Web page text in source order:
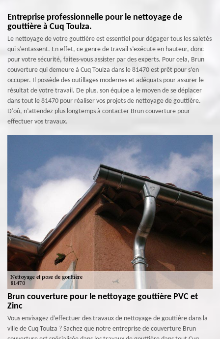
Entreprise professionnelle pour le nettoyage de
gouttière à Cuq Toulza.
Le nettoyage de votre gouttière est essentiel pour dégager tous les saletés
qui s’entassent. En effet, ce genre de travail s’exécute en hauteur, donc
pour votre sécurité, faites-vous assister par des experts. Pour cela, Brun
couverture qui demeure à Cuq Toulza dans le 81470 est prêt pour s’en
occuper. Il possède des outillages modernes et adéquats pour assurer le
résultat de votre travail. De plus, son équipe a le moyen de se déplacer
dans tout le 81470 pour réaliser vos projets de nettoyage de gouttière.
D’où, n’attendez plus longtemps à contacter Brun couverture pour
effectuer vos travaux.
Brun couverture pour le nettoyage gouttière PVC et
Zinc
Vous envisagez d’effectuer des travaux de nettoyage de gouttière dans la
ville de Cuq Toulza ? Sachez que notre entreprise de couverture Brun